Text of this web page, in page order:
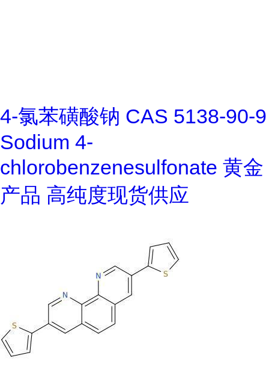
4-氯苯磺酸钠 CAS 5138-90-9
Sodium 4-
chlorobenzenesulfonate 黄金
产品 高纯度现货供应